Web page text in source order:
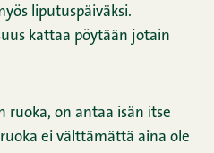
liputuspäiväksi.
kattaa pöytään jotain
ruoka, on antaa isän itse
ei välttämättä aina ole